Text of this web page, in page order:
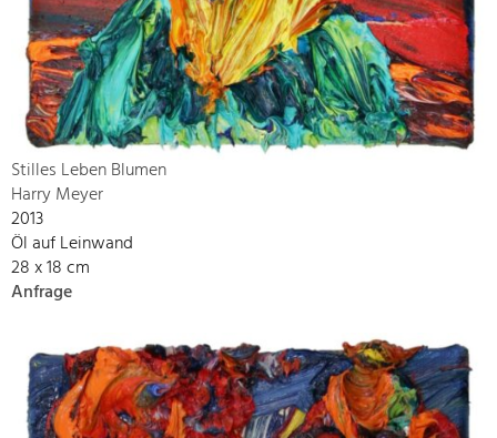
Stilles Leben Blumen
Harry Meyer
2013
Öl auf Leinwand
28 x 18 cm
Anfrage